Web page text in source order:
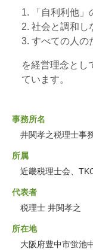
「自利利他
社会と調和し
すべての人の
を経営理念とし
ています。
事務所名
井関孝之税理士事
所属
近畿税理士会、
代表者
税理士 井関孝之
所在地
大阪府豊中市蛍池